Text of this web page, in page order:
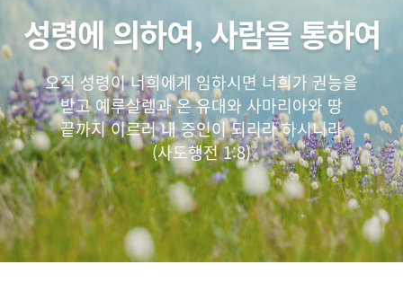
성령에 의하여, 사람을 통하여
오직 성령이 너희에게 임하시면 너희가 권능을
받고 예루살렘과 온 유대와 사마리아와 땅
끝까지 이르러 내 증인이 되리라 하시니라
(사도행전 1:8)